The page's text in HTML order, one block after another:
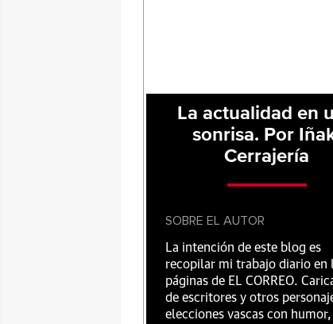
La actualidad en
sonrisa. Por
Cerrajería
SOBRE EL AUTOR
La intención de este blog es
recopilar mi trabajo diario en
páginas de EL CORREO.
de escritores y otros
elecciones vascas con humor,